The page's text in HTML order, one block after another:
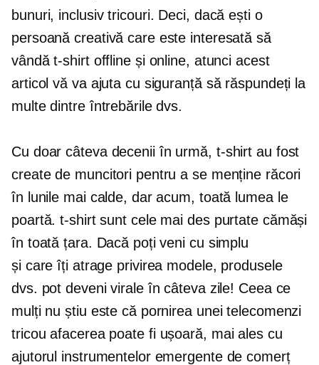
bunuri, inclusivtricouri. Deci, dacă ești o
persoană creativă care este interesată să
vândăt-shirtoffline și online, atunci acest
articol vă va ajuta cu siguranță să răspundeți la
multe dintre întrebările dvs.
Cu doar câteva decenii în urmă, t-shirt au fost
create de muncitori pentru a se menține răcori
în lunile mai calde, dar acum, toată lumea le
poartă.t-shirtsunt cele mai des purtate cămăși
în toată țara. Dacă poți veni cu simplu
și care îți atrage privirea modele, produsele
dvs. pot deveni virale în câteva zile! Ceea ce
mulți nu știu este că pornirea unei telecomenzi
tricou afacerea poate fi ușoară, mai ales cu
ajutorul instrumentelor emergente de comerț